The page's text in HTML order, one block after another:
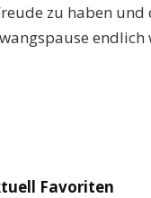
zu haben und
endlich
Favoriten